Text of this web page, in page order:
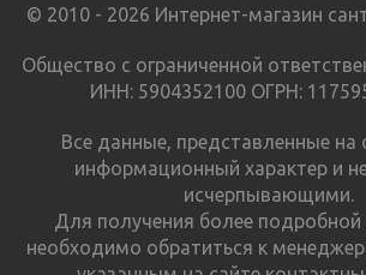
© 2010 - 2026 Интернет-магазин
Общество с ограниченной
ИНН: 5904352100 ОГРН:
Все данные, представленные на
информационный характер и
исчерпывающими.
Для получения более
необходимо обратиться к